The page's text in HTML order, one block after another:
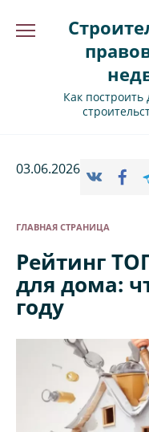
Как
03.06.2026
ГЛАВНАЯ СТРАНИЦА
Рейтинг
для дома:
году